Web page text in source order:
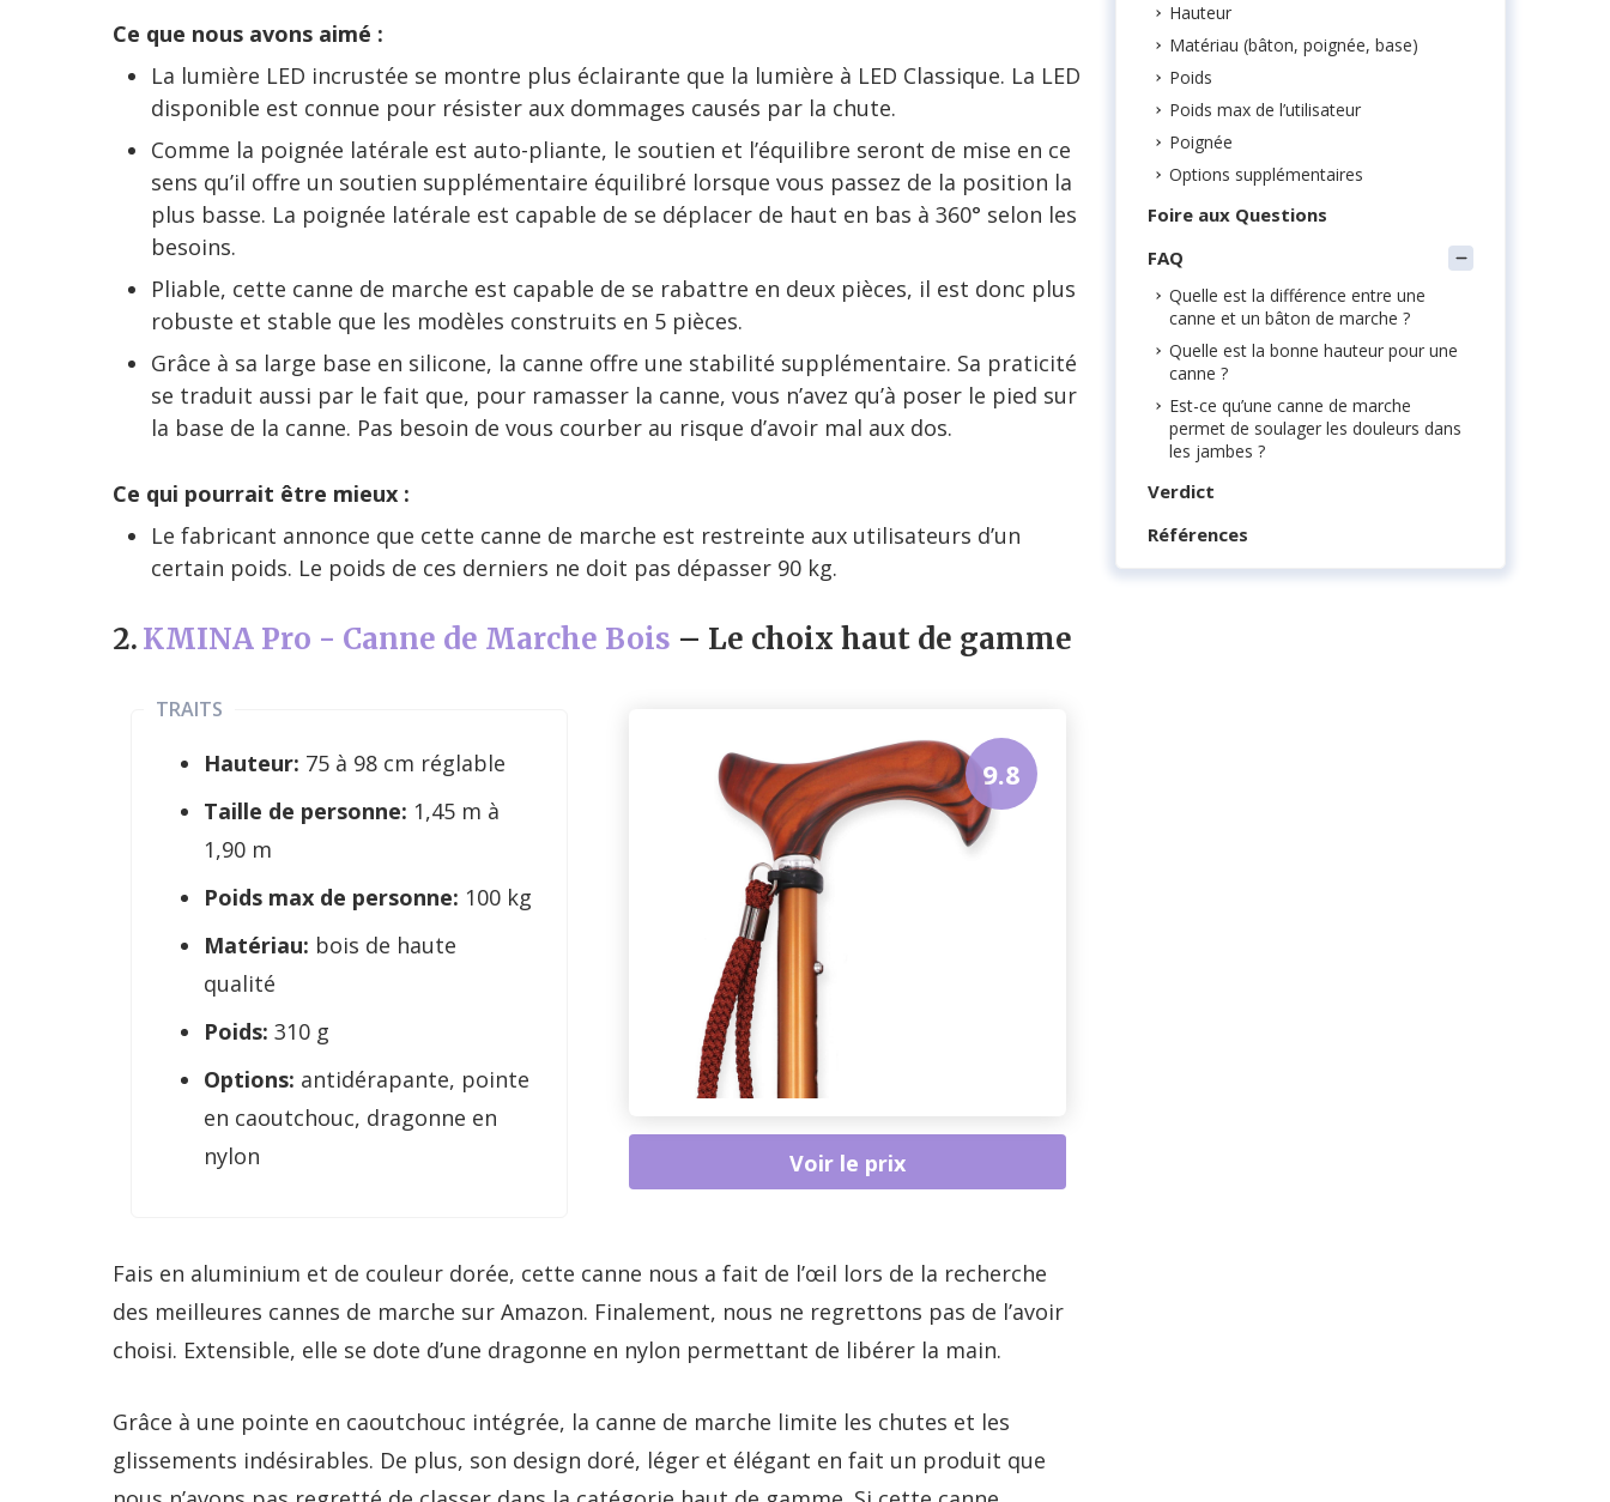
Ce que nous avons aimé :
La lumière LED incrustée se montre plus éclairante que la lumière à LED Classique. La LED
disponible est connue pour résister aux dommages causés par la chute.
Comme la poignée latérale est auto-pliante, le soutien et l’équilibre seront de mise en ce
sens qu’il offre un soutien supplémentaire équilibré lorsque vous passez de la position la
plus basse. La poignée latérale est capable de se déplacer de haut en bas à 360° selon les
besoins.
Pliable, cette canne de marche est capable de se rabattre en deux pièces, il est donc plus
robuste et stable que les modèles construits en 5 pièces.
Grâce à sa large base en silicone, la canne offre une stabilité supplémentaire. Sa praticité
se traduit aussi par le fait que, pour ramasser la canne, vous n’avez qu’à poser le pied sur
la base de la canne. Pas besoin de vous courber au risque d’avoir mal aux dos.
Ce qui pourrait être mieux :
Le fabricant annonce que cette canne de marche est restreinte aux utilisateurs d’un
certain poids. Le poids de ces derniers ne doit pas dépasser 90 kg.
2.KMINA Pro - Canne de Marche Bois – Le choix haut de gamme
TRAITS
Hauteur: 75 à 98 cm réglable
Taille de personne: 1,45 m à
1,90 m
Poids max de personne: 100 kg
Matériau: bois de haute
qualité
Poids: 310 g
Options: antidérapante, pointe
en caoutchouc, dragonne en
nylon
9.8
Voir le prix
Fais en aluminium et de couleur dorée, cette canne nous a fait de l’œil lors de la recherche
des meilleures cannes de marche sur Amazon. Finalement, nous ne regrettons pas de l’avoir
choisi. Extensible, elle se dote d’une dragonne en nylon permettant de libérer la main.
Grâce à une pointe en caoutchouc intégrée, la canne de marche limite les chutes et les
glissements indésirables. De plus, son design doré, léger et élégant en fait un produit que
Hauteur
Matériau (bâton, poignée, base)
Poids
Poids max de l’utilisateur
Poignée
Options supplémentaires
Foire aux Questions
FAQ
Quelle est la différence entre une
canne et un bâton de marche ?
Quelle est la bonne hauteur pour une
canne ?
Est-ce qu’une canne de marche
permet de soulager les douleurs dans
les jambes ?
Verdict
Références